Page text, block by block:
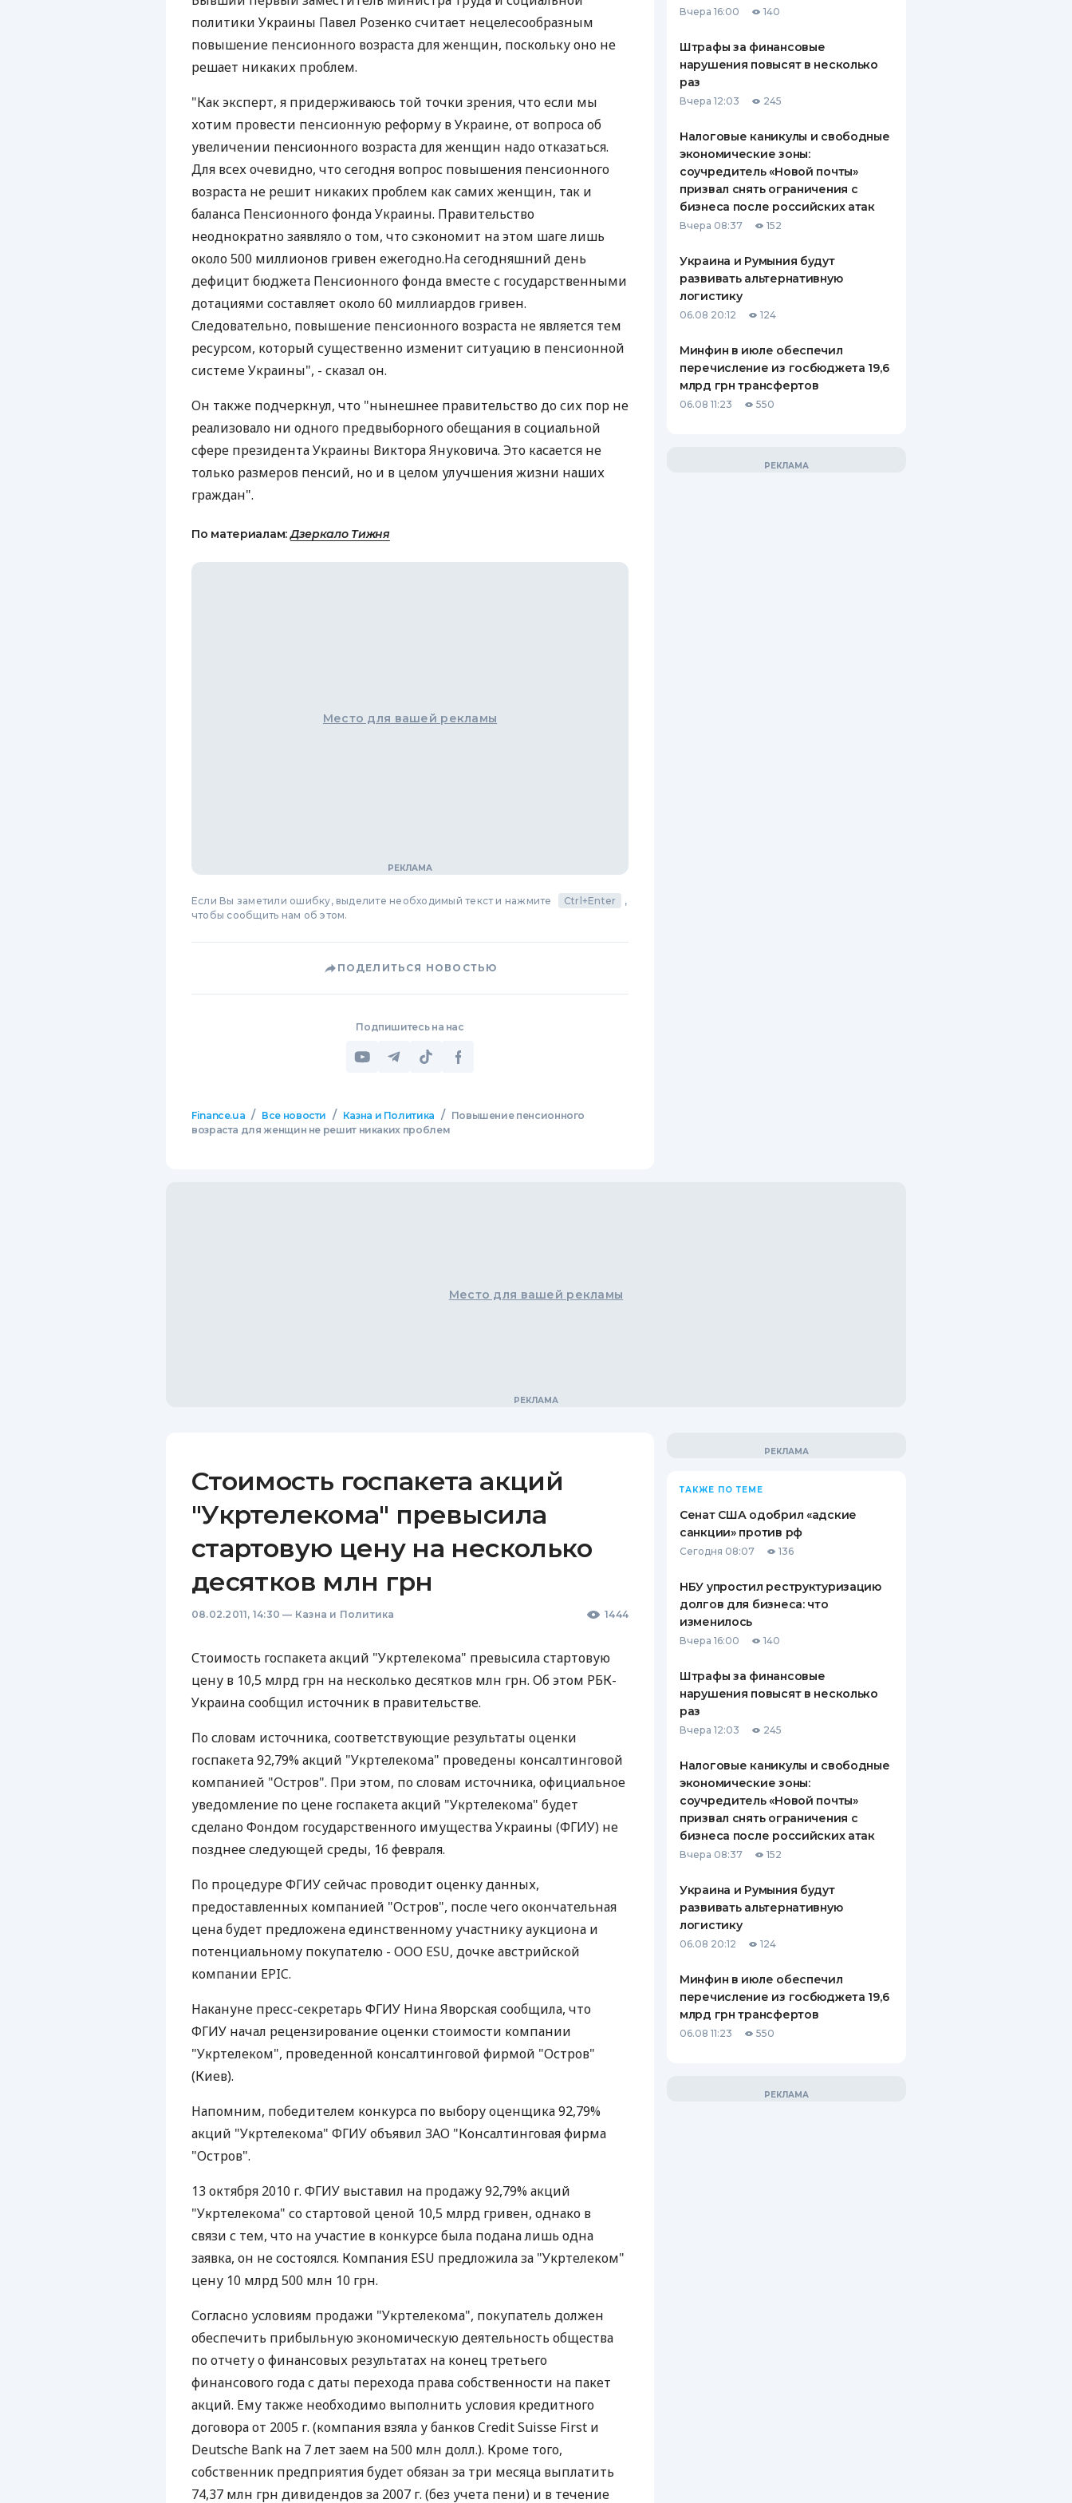
ЕЖЕМЕСЯЧНЫЙ ОБЗОР
КЕШБЭКА
СТРАХОВАНИЮ
ВСЕ СТРАХОВЫЕ ПОЛИСЫ
СТРАХОВЫЕ КОМПАНИИ
ОТЗЫВЫ О СТРАХОВЫХ
КОМПАНИЯХ
политики Украины Павел Розенко считает нецелесообразным
повышение пенсионного возраста для женщин, поскольку оно не
решает никаких проблем.
"Как эксперт, я придерживаюсь той точки зрения, что если мы
хотим провести пенсионную реформу в Украине, от вопроса об
увеличении пенсионного возраста для женщин надо отказаться.
Для всех очевидно, что сегодня вопрос повышения пенсионного
возраста не решит никаких проблем как самих женщин, так и
баланса Пенсионного фонда Украины. Правительство
неоднократно заявляло о том, что сэкономит на этом шаге лишь
около 500 миллионов гривен ежегодно.На сегодняшний день
дефицит бюджета Пенсионного фонда вместе с государственными
дотациями составляет около 60 миллиардов гривен.
Следовательно, повышение пенсионного возраста не является тем
ресурсом, который существенно изменит ситуацию в пенсионной
системе Украины", - сказал он.
Он также подчеркнул, что "нынешнее правительство до сих пор не
реализовало ни одного предвыборного обещания в социальной
сфере президента Украины Виктора Януковича. Это касается не
только размеров пенсий, но и в целом улучшения жизни наших
граждан".
По материалам:Дзеркало Тижня
Место для вашей рекламы
Если Вы заметили ошибку, выделите необходимый текст и нажмите Ctrl+Enter
,
чтобы сообщить нам об этом.
ПОДЕЛИТЬСЯ НОВОСТЬЮ
Подпишитесь на нас
Finance.ua / Все новости / Казна и Политика /
Повышение пенсионного
возраста для женщин не решит никаких проблем
Вчера 16:00 140
Штрафы за финансовые
нарушения повысят в несколько
раз
Вчера 12:03 245
Налоговые каникулы и свободные
экономические зоны:
соучредитель «Новой почты»
призвал снять ограничения с
бизнеса после российских атак
Вчера 08:37 152
Украина и Румыния будут
развивать альтернативную
логистику
06.08 20:12 124
Минфин в июле обеспечил
перечисление из госбюджета 19,6
млрд грн трансфертов
06.08 11:23 550
Место для вашей рекламы
Стоимость госпакета акций
"Укртелекома" превысила
стартовую цену на несколько
десятков млн грн
08.02.2011, 14:30 — Казна и Политика 1444
Стоимость госпакета акций "Укртелекома" превысила стартовую
цену в 10,5 млрд грн на несколько десятков млн грн. Об этом РБК-
Украина сообщил источник в правительстве.
По словам источника, соответствующие результаты оценки
госпакета 92,79% акций "Укртелекома" проведены консалтинговой
компанией "Остров". При этом, по словам источника, официальное
уведомление по цене госпакета акций "Укртелекома" будет
сделано Фондом государственного имущества Украины (ФГИУ) не
позднее следующей среды, 16 февраля.
По процедуре ФГИУ сейчас проводит оценку данных,
предоставленных компанией "Остров", после чего окончательная
цена будет предложена единственному участнику аукциона и
потенциальному покупателю - ООО ESU, дочке австрийской
компании EPIC.
Накануне пресс-секретарь ФГИУ Нина Яворская сообщила, что
ФГИУ начал рецензирование оценки стоимости компании
"Укртелеком", проведенной консалтинговой фирмой "Остров"
(Киев).
Напомним, победителем конкурса по выбору оценщика 92,79%
акций "Укртелекома" ФГИУ объявил ЗАО "Консалтинговая фирма
"Остров".
13 октября 2010 г. ФГИУ выставил на продажу 92,79% акций
"Укртелекома" со стартовой ценой 10,5 млрд гривен, однако в
связи с тем, что на участие в конкурсе была подана лишь одна
заявка, он не состоялся. Компания ESU предложила за "Укртелеком"
цену 10 млрд 500 млн 10 грн.
Согласно условиям продажи "Укртелекома", покупатель должен
обеспечить прибыльную экономическую деятельность общества
по отчету о финансовых результатах на конец третьего
финансового года с даты перехода права собственности на пакет
акций. Ему также необходимо выполнить условия кредитного
договора от 2005 г. (компания взяла у банков Credit Suisse First и
Deutsche Bank на 7 лет заем на 500 млн долл.). Кроме того,
собственник предприятия будет обязан за три месяца выплатить
74,37 млн грн дивидендов за 2007 г. (без учета пени) и в течение
ТАКЖЕ ПО ТЕМЕ
Сенат США одобрил «адские
санкции» против рф
Сегодня 08:07 136
НБУ упростил реструктуризацию
долгов для бизнеса: что
изменилось
Вчера 16:00 140
Штрафы за финансовые
нарушения повысят в несколько
раз
Вчера 12:03 245
Налоговые каникулы и свободные
экономические зоны:
соучредитель «Новой почты»
призвал снять ограничения с
бизнеса после российских атак
Вчера 08:37 152
Украина и Румыния будут
развивать альтернативную
логистику
06.08 20:12 124
Минфин в июле обеспечил
перечисление из госбюджета 19,6
млрд грн трансфертов
06.08 11:23 550